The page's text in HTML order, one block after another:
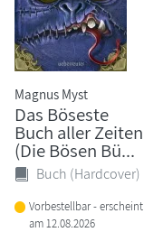
Magnus Myst
Das Böseste
Buch aller Zeiten
(Die Bösen Bü...
Buch (Hardcover)
Vorbestellbar - erscheint
am 12.08.2026